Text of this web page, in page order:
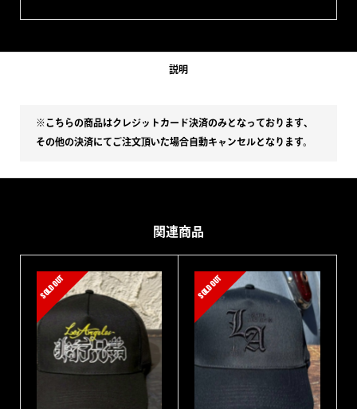
説明
※こちらの商品はクレジットカード決済のみとなっております、
その他の決済にてご注文頂いた場合自動キャンセルとなります。
関連商品
SOLD OUT SOLD OUT